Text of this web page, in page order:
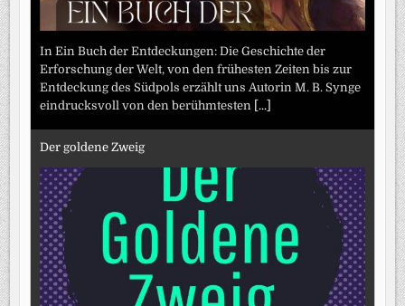
In Ein Buch der Entdeckungen: Die Geschichte der
Erforschung der Welt, von den frühesten Zeiten bis zur
Entdeckung des Südpols erzählt uns Autorin M. B. Synge
eindrucksvoll von den berühmtesten
[...]
Der goldene Zweig